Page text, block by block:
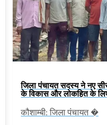
जिला पंचायत सदस्य ने नए
के विकास और लोकहित के
कौशाम्बी: जिला पंचायत �